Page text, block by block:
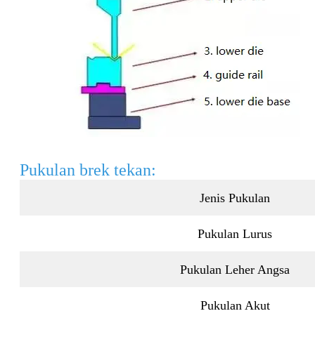
Pukulan brek tekan:
Jenis Pukulan
Pukulan Lurus
Pukulan Leher Angsa
Pukulan Akut